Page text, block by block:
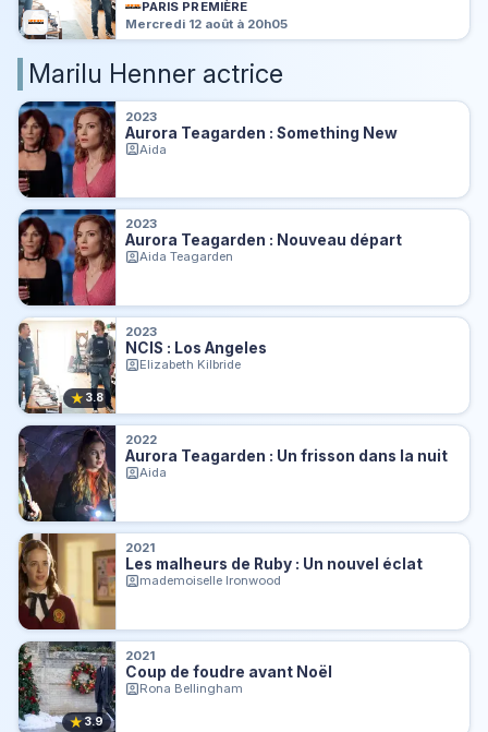
PARIS PREMIÈRE
Mercredi 12 août à 20h05
Marilu Henner actrice
2023
Aurora Teagarden : Something New
Aida
2023
Aurora Teagarden : Nouveau départ
Aida Teagarden
★ 3.8
2023
NCIS : Los Angeles
Elizabeth Kilbride
2022
Aurora Teagarden : Un frisson dans la nuit
Aida
2021
Les malheurs de Ruby : Un nouvel éclat
mademoiselle Ironwood
★3.9
2021
Coup de foudre avant Noël
Rona Bellingham